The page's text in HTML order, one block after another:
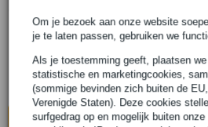
Om je bezoek aan onze website
je te laten passen, gebruiken we
Als je toestemming geeft, plaatsen
statistische en marketingcookies,
(sommige bevinden zich buiten de
Verenigde Staten). Deze cookies
surfgedrag op en mogelijk buiten onze
€ 75,-
Op voorraad
Ook in1 winkelop
In mijn